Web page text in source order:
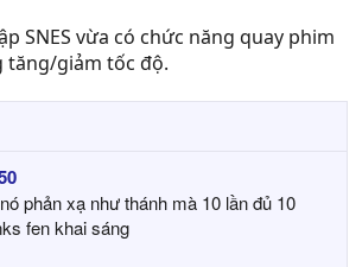
SNES vừa có chức năng quay phim
tăng/giảm tốc độ.
phản xạ như thánh mà 10 lần đủ 10
fen khai sáng